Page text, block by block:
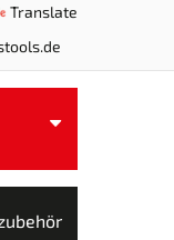
Translate